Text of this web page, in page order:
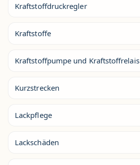
Kraftstoffdruckregler
Kraftstoffe
Kraftstoffpumpe und Kraftstoffrelais
Kurzstrecken
Lackpflege
Lackschäden